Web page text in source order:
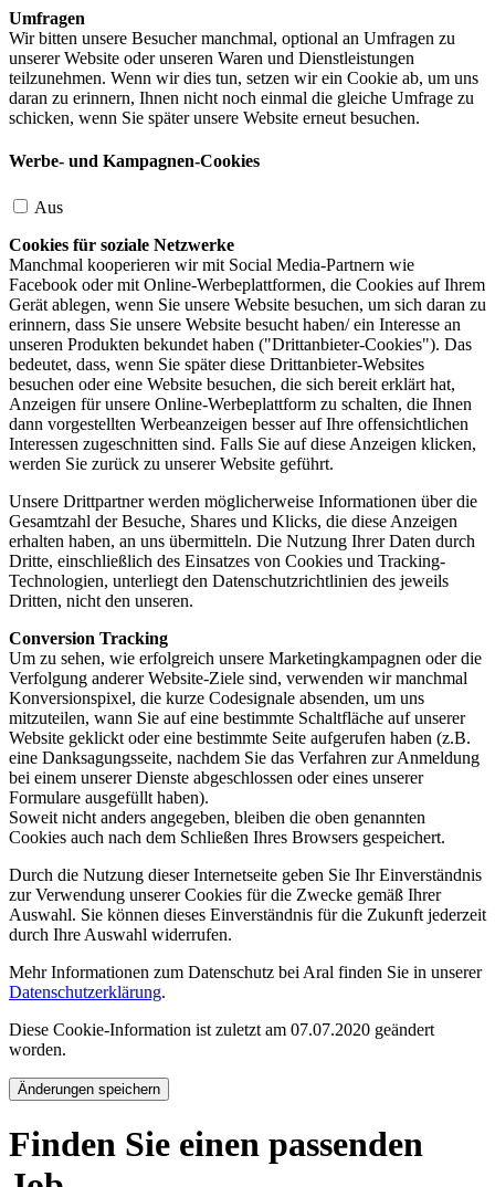
Umfragen
Wir bitten unsere Besucher manchmal, optional an Umfragen zu
unserer Website oder unseren Waren und Dienstleistungen
teilzunehmen. Wenn wir dies tun, setzen wir ein Cookie ab, um uns
daran zu erinnern, Ihnen nicht noch einmal die gleiche Umfrage zu
schicken, wenn Sie später unsere Website erneut besuchen.
Werbe- und Kampagnen-Cookies
Aus
Cookies für soziale Netzwerke
Manchmal kooperieren wir mit Social Media-Partnern wie
Facebook oder mit Online-Werbeplattformen, die Cookies auf Ihrem
Gerät ablegen, wenn Sie unsere Website besuchen, um sich daran zu
erinnern, dass Sie unsere Website besucht haben/ ein Interesse an
unseren Produkten bekundet haben ("Drittanbieter-Cookies"). Das
bedeutet, dass, wenn Sie später diese Drittanbieter-Websites
besuchen oder eine Website besuchen, die sich bereit erklärt hat,
Anzeigen für unsere Online-Werbeplattform zu schalten, die Ihnen
dann vorgestellten Werbeanzeigen besser auf Ihre offensichtlichen
Interessen zugeschnitten sind. Falls Sie auf diese Anzeigen klicken,
werden Sie zurück zu unserer Website geführt.
Unsere Drittpartner werden möglicherweise Informationen über die
Gesamtzahl der Besuche, Shares und Klicks, die diese Anzeigen
erhalten haben, an uns übermitteln. Die Nutzung Ihrer Daten durch
Dritte, einschließlich des Einsatzes von Cookies und Tracking-
Technologien, unterliegt den Datenschutzrichtlinien des jeweils
Dritten, nicht den unseren.
Conversion Tracking
Um zu sehen, wie erfolgreich unsere Marketingkampagnen oder die
Verfolgung anderer Website-Ziele sind, verwenden wir manchmal
Konversionspixel, die kurze Codesignale absenden, um uns
mitzuteilen, wann Sie auf eine bestimmte Schaltfläche auf unserer
Website geklickt oder eine bestimmte Seite aufgerufen haben (z.B.
eine Danksagungsseite, nachdem Sie das Verfahren zur Anmeldung
bei einem unserer Dienste abgeschlossen oder eines unserer
Formulare ausgefüllt haben).
Soweit nicht anders angegeben, bleiben die oben genannten
Cookies auch nach dem Schließen Ihres Browsers gespeichert.
Durch die Nutzung dieser Internetseite geben Sie Ihr Einverständnis
zur Verwendung unserer Cookies für die Zwecke gemäß Ihrer
Auswahl. Sie können dieses Einverständnis für die Zukunft jederzeit
durch Ihre Auswahl widerrufen.
Mehr Informationen zum Datenschutz bei Aral finden Sie in unserer
Datenschutzerklärung.
Diese Cookie-Information ist zuletzt am 07.07.2020 geändert
worden.
Änderungen speichern
Finden Sie einen passenden